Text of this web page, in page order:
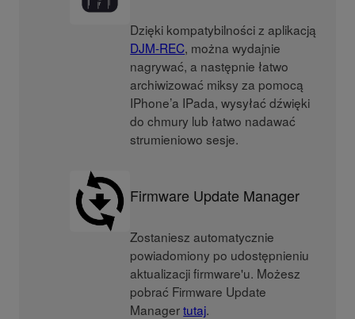
Dzięki kompatybilności z aplikacją
DJM-REC, można wydajnie
nagrywać, a następnie łatwo
archiwizować miksy za pomocą
IPhone’a IPada, wysyłać dźwięki
do chmury lub łatwo nadawać
strumieniowo sesje.
Firmware Update Manager
Zostaniesz automatycznie
powiadomiony po udostępnieniu
aktualizacji firmware'u. Możesz
pobrać Firmware Update
Managertutaj.